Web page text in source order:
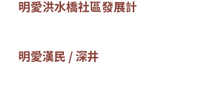
明愛洪水橋社區發展計
明愛漢民 / 深井